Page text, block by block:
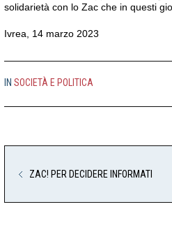
solidarietà con lo Zac che in questi
Ivrea, 14 marzo 2023
IN SOCIETÀ E POLITICA
ZAC! PER DECIDERE INFORMATI